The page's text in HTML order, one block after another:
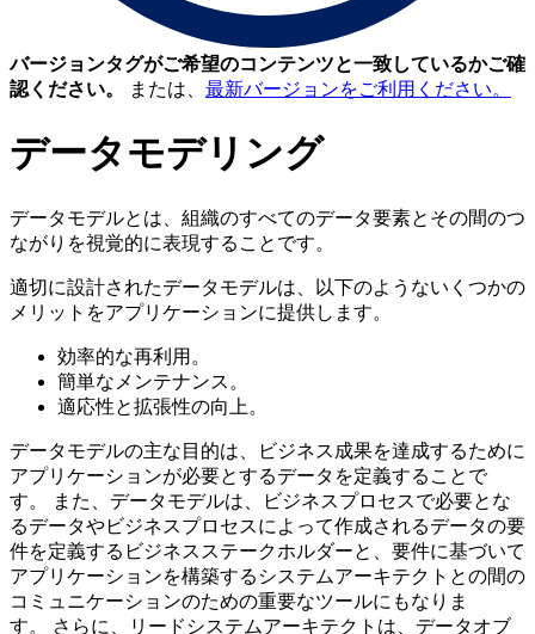
バージョンタグがご希望のコンテンツと一致しているかご確
認ください。
または、 最新バージョンをご利用ください。
データモデリング
データモデルとは、組織のすべてのデータ要素とその間のつ
ながりを視覚的に表現することです。
適切に設計されたデータモデルは、以下のようないくつかの
メリットをアプリケーションに提供します。
効率的な再利用。
簡単なメンテナンス。
適応性と拡張性の向上。
データモデルの主な目的は、ビジネス成果を達成するために
アプリケーションが必要とするデータを定義することで
す。 また、データモデルは、ビジネスプロセスで必要とな
るデータやビジネスプロセスによって作成されるデータの要
件を定義するビジネスステークホルダーと、要件に基づいて
アプリケーションを構築するシステムアーキテクトとの間の
コミュニケーションのための重要なツールにもなりま
す。 さらに、リードシステムアーキテクトは、データオブ